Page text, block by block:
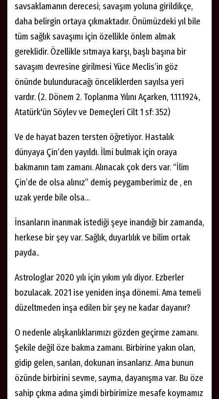
savsaklamanın derecesi; savaşım yoluna girildikçe,
daha belirgin ortaya çıkmaktadır. Önümüzdeki yıl bile
tüm sağlık savaşımı için özellikle önlem almak
gereklidir. Özellikle sıtmaya karşı, başlı başına bir
savaşım devresine girilmesi Yüce Meclis’in göz
önünde bulunduracağı önceliklerden sayılsa yeri
vardır. (2. Dönem 2. Toplanma Yılını Açarken, 1.11.1924,
Atatürk'ün Söylev ve Demeçleri Cilt 1 sf: 352)
Ve de hayat bazen tersten öğretiyor. Hastalık
dünyaya Çin’den yayıldı. İlmi bulmak için oraya
bakmanın tam zamanı. Alınacak çok ders var. “İlim
Çin’de de olsa alınız” demiş peygamberimiz de , en
uzak yerde bile olsa…
İnsanların inanmak istediği şeye inandığı bir zamanda,
herkese bir şey var. Sağlık, duyarlılık ve bilim ortak
payda..
Astrologlar 2020 yılı için yıkım yılı diyor. Ezberler
bozulacak. 2021 ise yeniden inşa dönemi. Ama temeli
düzeltmeden inşa edilen bir şey ne kadar dayanır?
O nedenle alışkanlıklarımızı gözden geçirme zamanı.
Şekile değil öze bakma zamanı. Birbirine yakın olan,
gidip gelen, sarılan, dokunan insanlarız. Ama bunun
özünde birbirini sevme, sayma, dayanışma var. Bu öze
sahip çıkma adına şimdi birbirimize mesafe koymamız